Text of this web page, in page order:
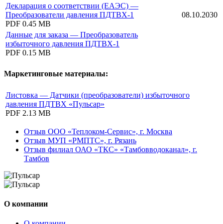
Декларация о соответствии (ЕАЭС) —
Преобразователи давления ПДТВХ-1
PDF 0.45 MB
08.10.2030
Данные для заказа — Преобразователь
избыточного давления ПДТВХ-1
PDF 0.15 MB
Маркетинговые материалы:
Листовка — Датчики (преобразователи) избыточного
давления ПДТВХ «Пульсар»
PDF 2.13 MB
Отзыв ООО «Теплоком-Сервис», г. Москва
Отзыв МУП «РМПТС», г. Рязань
Отзыв филиал ОАО «ТКС» «Тамбовводоканал», г.
Тамбов
О компании